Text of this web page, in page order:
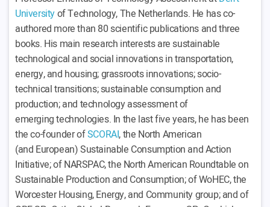
Universityof Technology, The Netherlands. He has co-
authored more than 80 scientific publications and three
books. His main research interests are sustainable
technological and social innovations in transportation,
energy, and housing; grassroots innovations; socio-
technical transitions; sustainable consumption and
production; and technology assessment of
emerging technologies. In the last five years, he has been
the co-founder ofSCORAI, the North American
(and European) Sustainable Consumption and Action
Initiative; of NARSPAC, the North American Roundtable on
Sustainable Production and Consumption; of WoHEC, the
Worcester Housing, Energy, and Community group; and of